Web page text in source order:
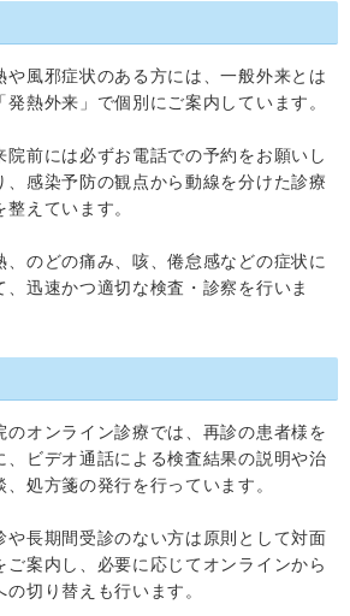
風邪症状のある方には、一般外来とは
発熱外来」で個別にご案内しています。
前には必ずお電話での予約をお願いし
、感染予防の観点から動線を分けた診療
整えています。
のどの痛み、咳、倦怠感などの症状に
、迅速かつ適切な検査・診察を行いま
オンライン診療では、再診の患者様を
、ビデオ通話による検査結果の説明や治
、処方箋の発行を行っています。
長期間受診のない方は原則として対面
ご案内し、必要に応じてオンラインから
の切り替えも行います。